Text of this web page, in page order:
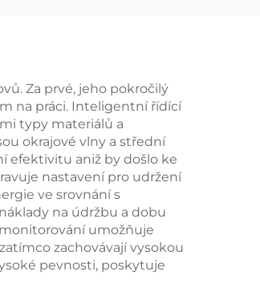
Za prvé, jeho pokročilý
na práci. Inteligentní řídící
typy materiálů a
okrajové vlny a střední
efektivitu aniž by došlo ke
nastavení pro udržení
ve srovnání s
na údržbu a dobu
umožňuje
zachovávají vysokou
pevnosti, poskytuje